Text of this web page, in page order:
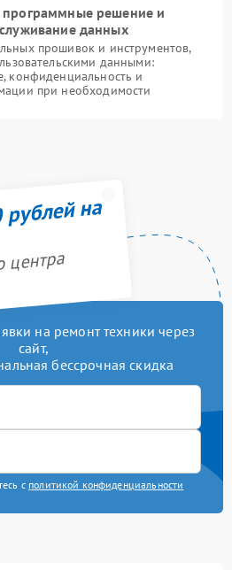
решение и
данных
прошивок и инструментов,
данными:
конфиденциальность и
при необходимости
на
центра
на ремонт техники через
сайт,
бессрочная скидка
с политикой конфиденциальности